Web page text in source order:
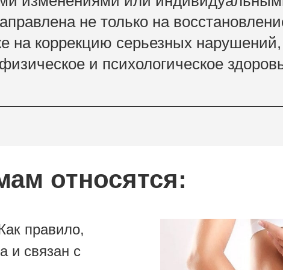
не только на
на коррекцию серьезных
физическое и психологическое
относятся:
правило,
и связан с